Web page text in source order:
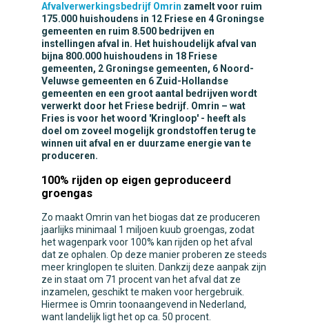
Afvalverwerkingsbedrijf Omrin zamelt voor ruim
175.000 huishoudens in 12 Friese en 4 Groningse
gemeenten en ruim 8.500 bedrijven en
instellingen afval in. Het huishoudelijk afval van
bijna 800.000 huishoudens in 18 Friese
gemeenten, 2 Groningse gemeenten, 6 Noord-
Veluwse gemeenten en 6 Zuid-Hollandse
gemeenten en een groot aantal bedrijven wordt
verwerkt door het Friese bedrijf. Omrin – wat
Fries is voor het woord 'Kringloop' - heeft als
doel om zoveel mogelijk grondstoffen terug te
winnen uit afval en er duurzame energie van te
produceren.
100% rijden op eigen geproduceerd
groengas
Zo maakt Omrin van het biogas dat ze produceren
jaarlijks minimaal 1 miljoen kuub groengas, zodat
het wagenpark voor 100% kan rijden op het afval
dat ze ophalen. Op deze manier proberen ze steeds
meer kringlopen te sluiten. Dankzij deze aanpak zijn
ze in staat om 71 procent van het afval dat ze
inzamelen, geschikt te maken voor hergebruik.
Hiermee is Omrin toonaangevend in Nederland,
want landelijk ligt het op ca. 50 procent.